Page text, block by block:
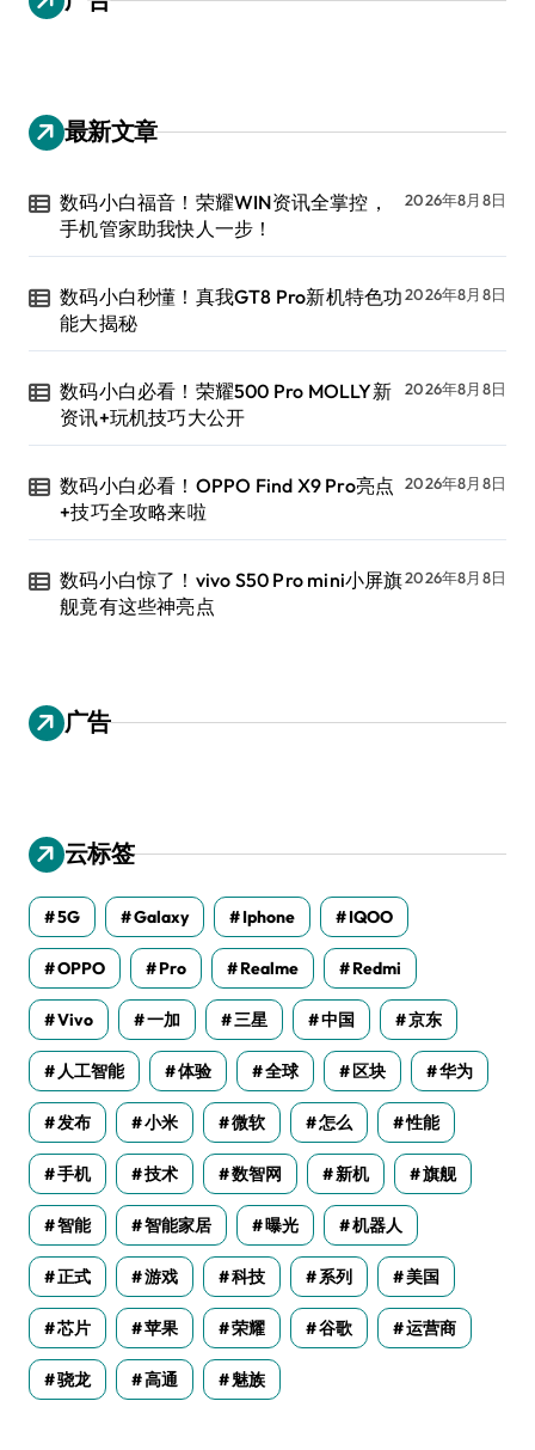
最新文章
数码小白福音！荣耀WIN资讯全掌控，
手机管家助我快人一步！
2026年8月8日
数码小白秒懂！真我GT8 Pro新机特色功
能大揭秘
2026年8月8日
数码小白必看！荣耀500 Pro MOLLY新
资讯+玩机技巧大公开
2026年8月8日
数码小白必看！OPPO Find X9 Pro亮点
+技巧全攻略来啦
2026年8月8日
数码小白惊了！vivo S50 Pro mini小屏旗
舰竟有这些神亮点
2026年8月8日
广告
云标签
5G Galaxy Iphone IQOO
OPPO Pro Realme Redmi
Vivo 一加 三星 中国 京东
人工智能 体验 全球 区块 华为
发布 小米 微软 怎么 性能
手机 技术 数智网 新机 旗舰
智能 智能家居 曝光 机器人
正式 游戏 科技 系列 美国
芯片 苹果 荣耀 谷歌 运营商
骁龙 高通 魅族